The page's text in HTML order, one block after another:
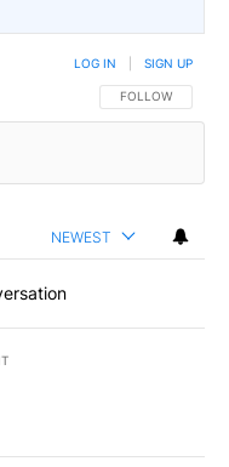
FOLLOW THIS
FOLLOW
LOG IN SIGN UP
NEWEST